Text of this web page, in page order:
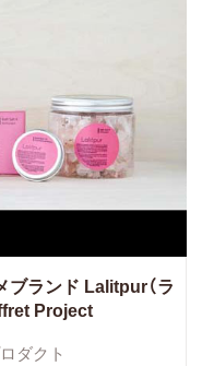
ランド Lalitpur（ラ
Project
ダクト